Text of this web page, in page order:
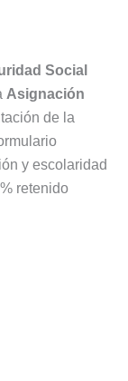
Social
Asignación
de la
y escolaridad
retenido